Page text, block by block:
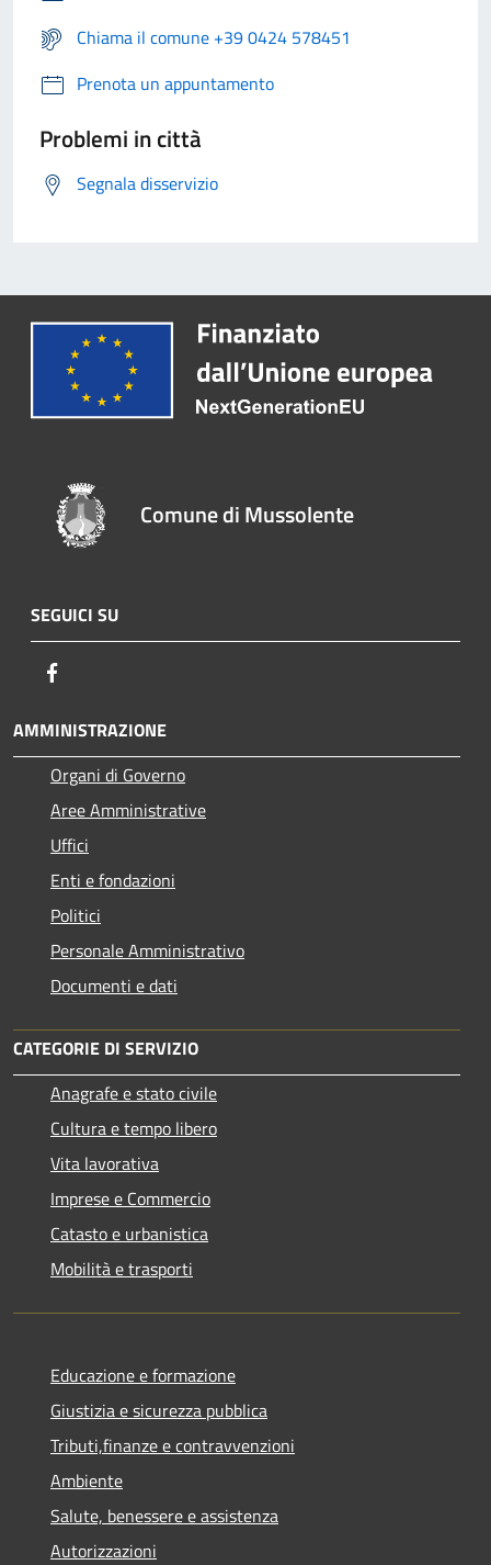
Chiama il comune +39 0424 578451
Prenota un appuntamento
Problemi in città
Segnala disservizio
Comune di Mussolente
SEGUICI SU
AMMINISTRAZIONE
Organi di Governo
Aree Amministrative
Uffici
Enti e fondazioni
Politici
Personale Amministrativo
Documenti e dati
CATEGORIE DI SERVIZIO
Anagrafe e stato civile
Cultura e tempo libero
Vita lavorativa
Imprese e Commercio
Catasto e urbanistica
Mobilità e trasporti
Educazione e formazione
Giustizia e sicurezza pubblica
Tributi,finanze e contravvenzioni
Ambiente
Salute, benessere e assistenza
Autorizzazioni